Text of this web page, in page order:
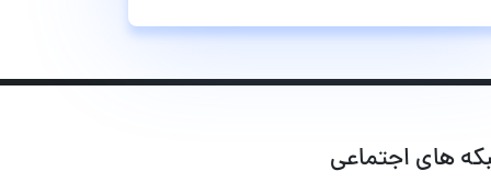
های اجتماعی